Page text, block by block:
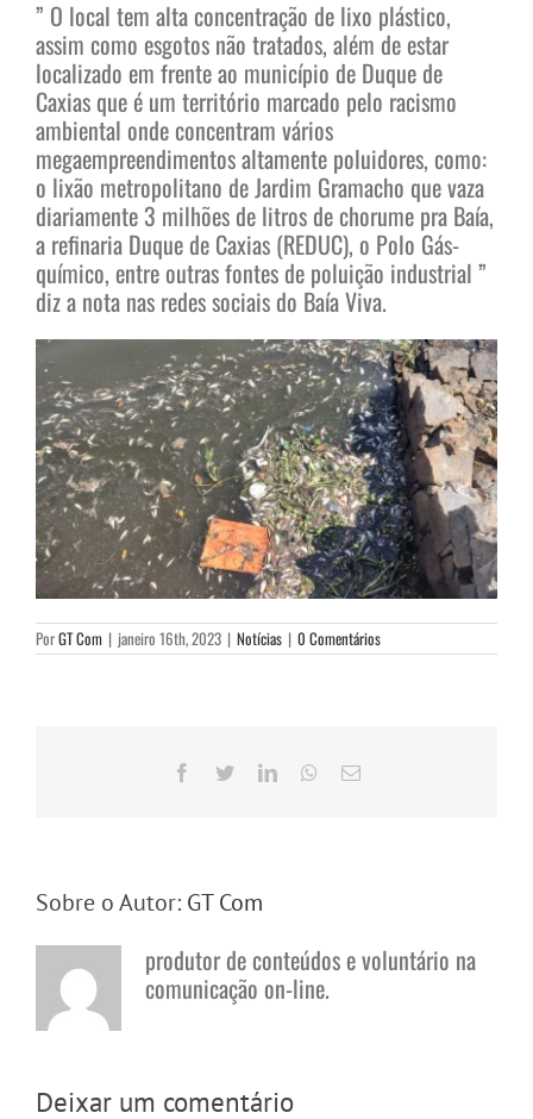
” O local tem alta concentração de lixo plástico,
assim como esgotos não tratados, além de estar
localizado em frente ao município de Duque de
Caxias que é um território marcado pelo racismo
ambiental onde concentram vários
megaempreendimentos altamente poluidores, como:
o lixão metropolitano de Jardim Gramacho que vaza
diariamente 3 milhões de litros de chorume pra Baía,
a refinaria Duque de Caxias (REDUC), o Polo Gás-
químico, entre outras fontes de poluição industrial ”
diz a nota nas redes sociais do Baía Viva.
PorGT Com | janeiro 16th, 2023 | Notícias | 0 Comentários
Facebook
TwitterLinkedInWhatsApp
E-
Sobre o Autor: GT Com
produtor de conteúdos e voluntário na
comunicação on-line.
Deixar um comentário